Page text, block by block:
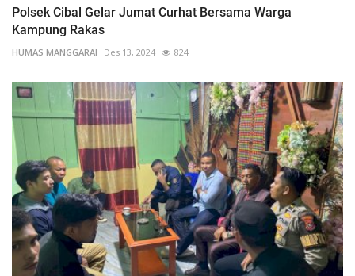
Polsek Cibal Gelar Jumat Curhat Bersama Warga
Kampung Rakas
HUMAS MANGGARAI Des 13, 2024 824